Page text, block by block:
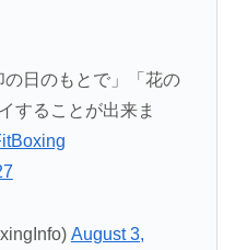
日のもとで」「花の
することが出来ま
August 3,